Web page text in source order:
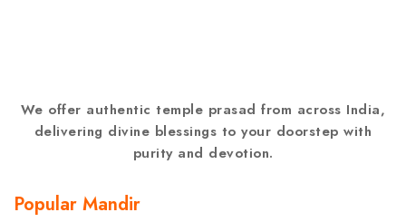
We offer authentic temple prasad from across India,
delivering divine blessings to your doorstep with
purity and devotion.
Popular Mandir